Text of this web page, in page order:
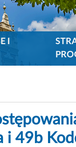
I
i 49b